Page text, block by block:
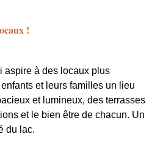
!
aspire à des locaux plus
et leurs familles un lieu
et lumineux, des terrasses
et le bien être de chacun. Un
du lac.